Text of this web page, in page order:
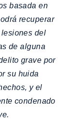
basada en
recuperar
del
de alguna
grave por
su huida
y el
condenado